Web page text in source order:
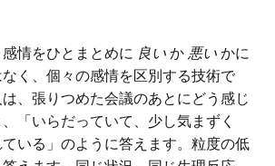
情をひとまとめに 良い か 悪い かに
く、個々の感情を区別する技術で
、張りつめた会議のあとにどう感じ
「いらだっていて、少し気まずく
いる」のように答えます。粒度の低